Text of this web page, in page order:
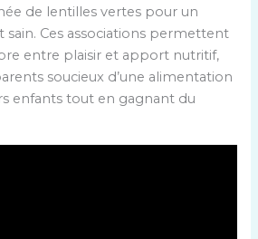
de lentilles vertes pour un
sain. Ces associations permettent
entre plaisir et apport nutritif,
soucieux d’une alimentation
enfants tout en gagnant du